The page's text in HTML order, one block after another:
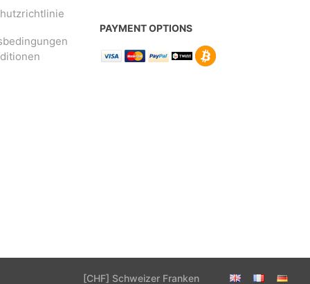
PAYMENT OPTIONS